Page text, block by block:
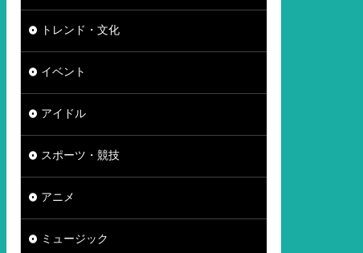
トレンド・文化
イベント
アイドル
スポーツ・競技
アニメ
ミュージック